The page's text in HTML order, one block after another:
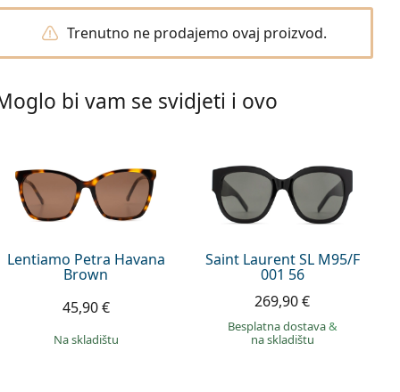
Trenutno ne prodajemo ovaj proizvod.
bi vam se svidjeti i ovo
Lentiamo Petra Havana
Brown
45,90 €
na skladištu
Saint Laurent SL M95/F
001 56
269,90 €
Besplatna dostava&
na skladištu